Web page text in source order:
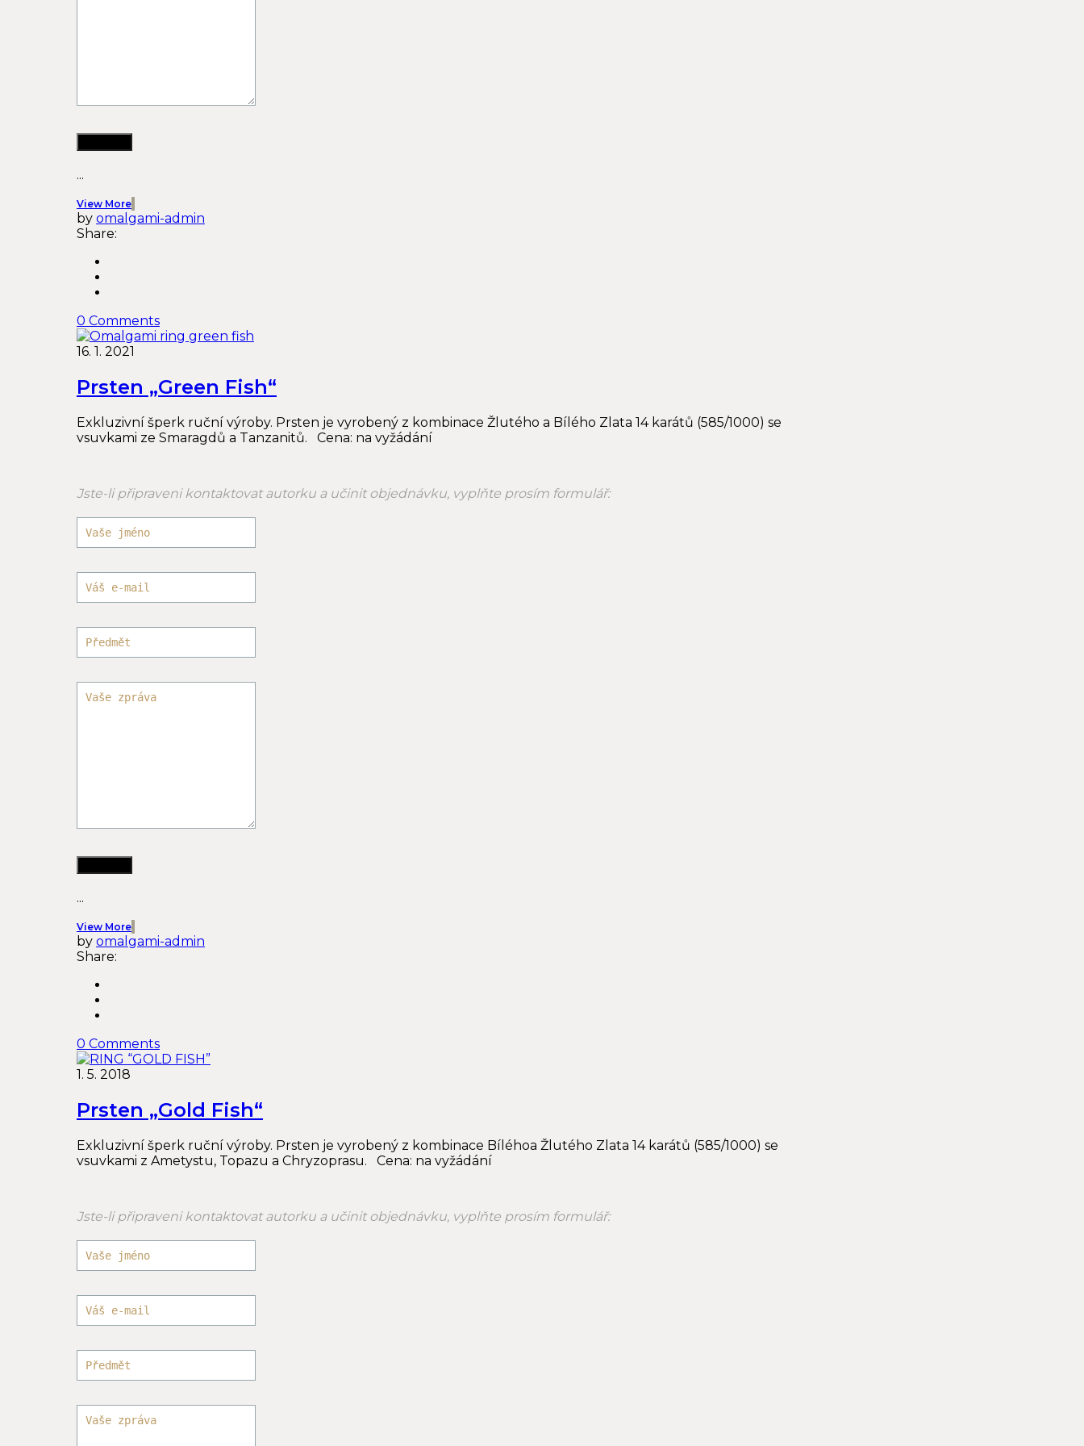
...
View More
by omalgami-admin
Share:
0 Comments
16. 1. 2021
Prsten „Green Fish“
Exkluzivní šperk ruční výroby. Prsten je vyrobený z kombinace Žlutého a Bílého Zlata 14 karátů (585/1000) se
vsuvkami ze Smaragdů a Tanzanitů. Cena: na vyžádání
Jste-li připraveni kontaktovat autorku a učinit objednávku, vyplňte prosím formulář:
...
View More
by omalgami-admin
Share:
0 Comments
1. 5. 2018
Prsten „Gold Fish“
Exkluzivní šperk ruční výroby. Prsten je vyrobený z kombinace Bíléhoa Žlutého Zlata 14 karátů (585/1000) se
vsuvkami z Ametystu, Topazu a Chryzoprasu. Cena: na vyžádání
Jste-li připraveni kontaktovat autorku a učinit objednávku, vyplňte prosím formulář: